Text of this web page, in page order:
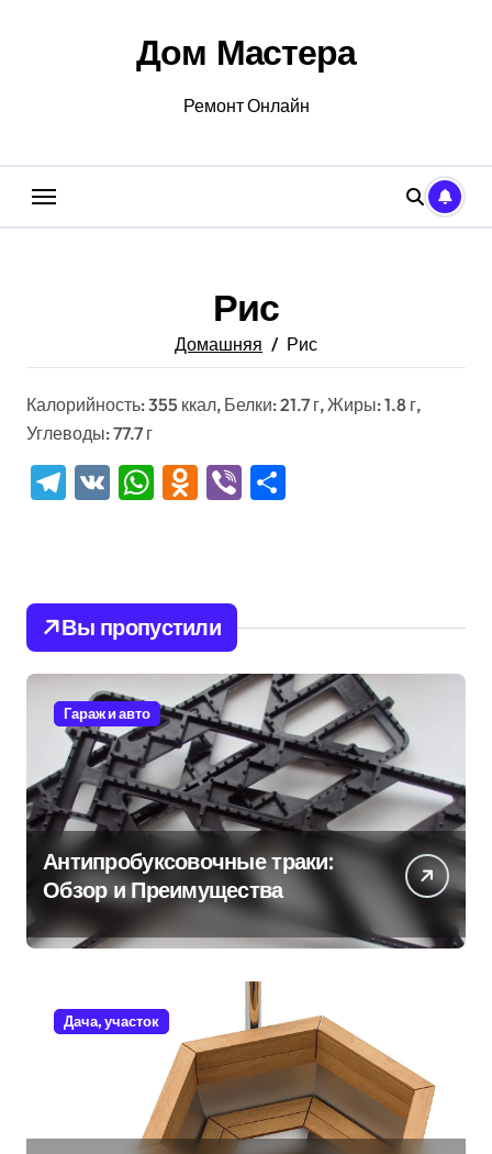
Дом Мастера
Ремонт Онлайн
Рис
Домашняя Рис
Калорийность: 355 ккал, Белки: 21.7 г, Жиры: 1.8 г,
Углеводы: 77.7 г
Telegram
VK WhatsApp
Odnoklassniki
Viber
Вы пропустили
Гараж и авто
Антипробуксовочные траки:
Обзор и Преимущества
Дача, участок